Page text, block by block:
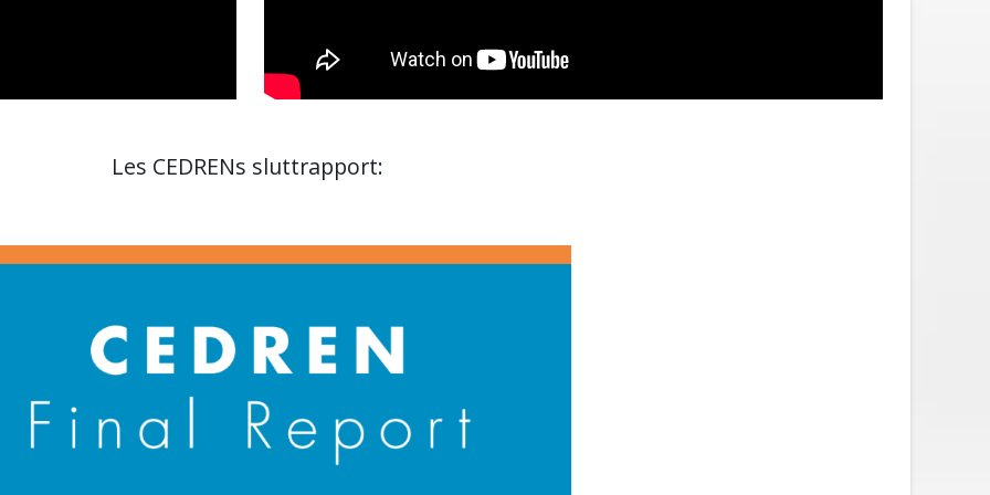
Les CEDRENs sluttrapport: